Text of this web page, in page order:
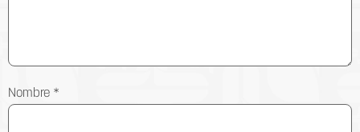
Nombre *